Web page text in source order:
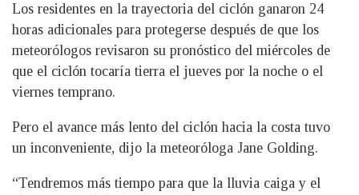
Los residentes en la trayectoria del ciclón ganaron 24
horas adicionales para protegerse después de que los
meteorólogos revisaron su pronóstico del miércoles de
que el ciclón tocaría tierra el jueves por la noche o el
viernes temprano.
Pero el avance más lento del ciclón hacia la costa tuvo
un inconveniente, dijo la meteoróloga Jane Golding.
“Tendremos más tiempo para que la lluvia caiga y el